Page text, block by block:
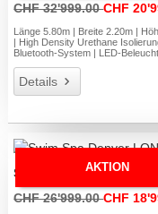
CHF 32'999.00CHF
Länge 5.80m | Breite 2.20m |
| High Density Urethane
Bluetooth-System | LED-
Details
AKTION
Swim Spa Denver
CHF 26'999.00CHF